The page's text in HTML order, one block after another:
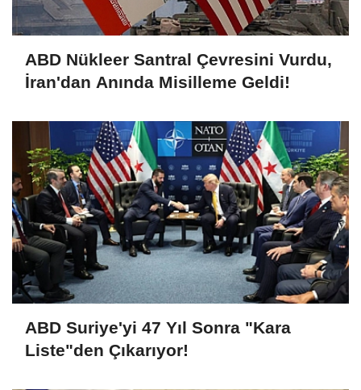
ABD Nükleer Santral Çevresini Vurdu,
İran'dan Anında Misilleme Geldi!
ABD Suriye'yi 47 Yıl Sonra "Kara
Liste"den Çıkarıyor!